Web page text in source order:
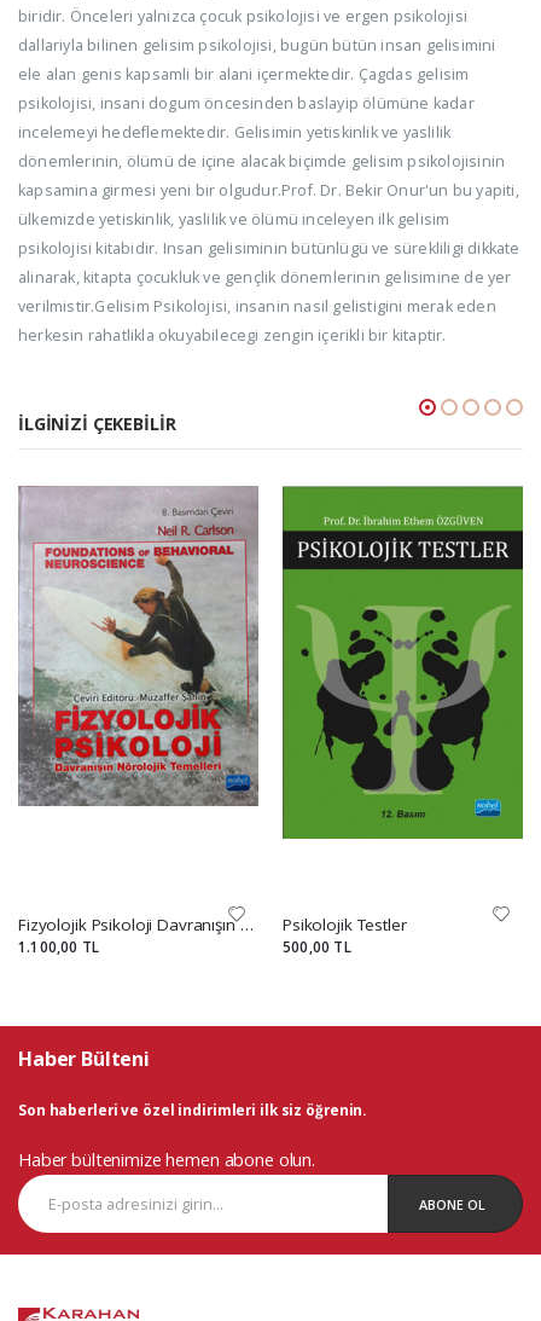
biridir. Önceleri yalnizca çocuk psikolojisi ve ergen psikolojisi
dallariyla bilinen gelisim psikolojisi, bugün bütün insan gelisimini
ele alan genis kapsamli bir alani içermektedir. Çagdas gelisim
psikolojisi, insani dogum öncesinden baslayip ölümüne kadar
incelemeyi hedeflemektedir. Gelisimin yetiskinlik ve yaslilik
dönemlerinin, ölümü de içine alacak biçimde gelisim psikolojisinin
kapsamina girmesi yeni bir olgudur.Prof. Dr. Bekir Onur'un bu yapiti,
ülkemizde yetiskinlik, yaslilik ve ölümü inceleyen ilk gelisim
psikolojisi kitabidir. Insan gelisiminin bütünlügü ve sürekliligi dikkate
alinarak, kitapta çocukluk ve gençlik dönemlerinin gelisimine de yer
verilmistir.Gelisim Psikolojisi, insanin nasil gelistigini merak eden
herkesin rahatlikla okuyabilecegi zengin içerikli bir kitaptir.
İLGINIZI ÇEKEBILIR
Fizyolojik Psikoloji Davranışın Nörolojik Temelleri
1.100,00 TL
Psikolojik Testler
500,00 TL
Haber Bülteni
Son haberleri ve özel indirimleri ilk siz öğrenin.
Haber bültenimize hemen abone olun.
ABONE OL